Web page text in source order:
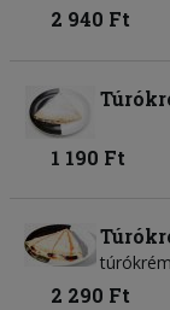
2 940 Ft
1 190 Ft
2 290 Ft